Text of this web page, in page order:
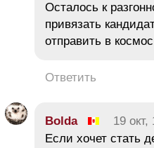
Осталось к
привязать
отправить в
Ответить
Bolda 19 окт,
Если хочет стать